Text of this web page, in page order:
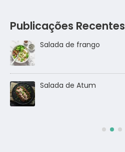
Publicações Recentes
Salada de frango
Salada de Atum